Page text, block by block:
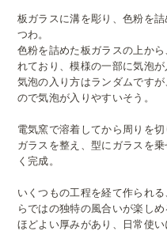
板ガラスに溝を彫り、色粉を
つわ。
色粉を詰めた板ガラスの上か
れており、模様の一部に気泡が
気泡の入り方はランダムです
ので気泡が入りやすいそう。
電気窯で溶着してから周りを
ガラスを整え、型にガラスを
く完成。
いくつもの工程を経て作られ
らではの独特の風合いが楽しめ
ほどよい厚みがあり、日常使い